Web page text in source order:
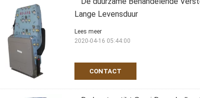
Lange Levensduur
CONTACT
Lees meer
2020-04-16 05:44:00